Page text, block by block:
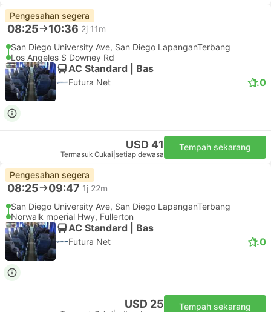
Pengesahan segera
08:25 10:36 2j 11m
San Diego University Ave, San Diego LapanganTerbang
Los Angeles S Downey Rd
AC Standard | Bas
Futura Net 1.0
USD 41
Termasuk Cukai setiap dewasa
Tempah sekarang
Pengesahan segera
08:25 09:47 1j 22m
San Diego University Ave, San Diego LapanganTerbang
Norwalk mperial Hwy, Fullerton
AC Standard | Bas
Futura Net 1.0
USD 25 Tempah sekarang